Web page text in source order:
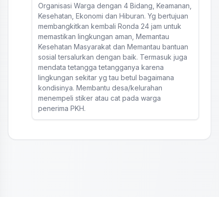
Organisasi Warga dengan 4 Bidang, Keamanan,
Kesehatan, Ekonomi dan Hiburan. Yg bertujuan
membangkitkan kembali Ronda 24 jam untuk
memastikan lingkungan aman, Memantau
Kesehatan Masyarakat dan Memantau bantuan
sosial tersalurkan dengan baik. Termasuk juga
mendata tetangga tetangganya karena
lingkungan sekitar yg tau betul bagaimana
kondisinya. Membantu desa/kelurahan
menempeli stiker atau cat pada warga
penerima PKH.